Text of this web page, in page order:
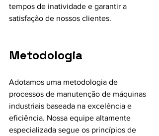
tempos de inatividade e garantir a
satisfação de nossos clientes.
Metodologia
Adotamos uma metodologia de
processos de manutenção de máquinas
industriais baseada na excelência e
eficiência. Nossa equipe altamente
especializada segue os princípios de